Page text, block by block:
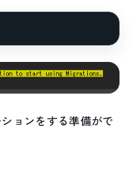
ョンをする準備がで